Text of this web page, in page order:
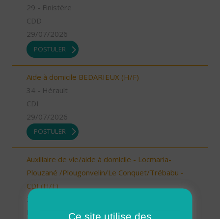
29 - Finistère
CDD
29/07/2026
POSTULER
Aide à domicile BEDARIEUX (H/F)
34 - Hérault
CDI
29/07/2026
POSTULER
Auxiliaire de vie/aide à domicile - Locmaria-
Plouzané /Plougonvelin/Le Conquet/Trébabu -
CDI (H/F)
29 - Finistère
Possibilité de CDI ou CDD
Ce site utilise des